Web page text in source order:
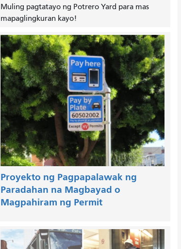
Muling pagtatayo ng Potrero Yard para mas
mapaglingkuran kayo!
Proyekto ng Pagpapalawak ng
Paradahan na Magbayad o
Magpahiram ng Permit